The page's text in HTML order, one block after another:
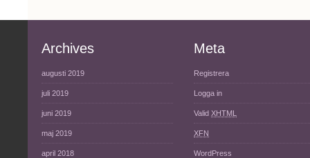
Archives
augusti 2019
juli 2019
juni 2019
maj 2019
april 2018
Meta
Registrera
Logga in
Valid XHTML
XFN
WordPress